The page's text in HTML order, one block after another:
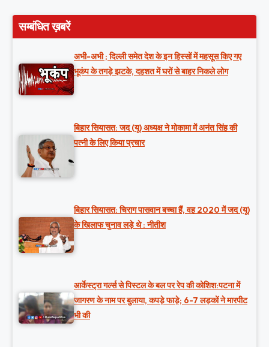
सम्बंधित ख़बरें
अभी-अभी ; दिल्ली समेत देश के इन हिस्सों में महसूस किए गए
भूकंप के तगड़े झटके, दहशत में घरों से बाहर निकले लोग
बिहार सियासत: जद (यू) अध्यक्ष ने मोकामा में अनंत सिंह की
पत्नी के लिए किया प्रचार
बिहार सियासत: चिराग पासवान बच्चा हैं, वह 2020 में जद (यू)
के खिलाफ चुनाव लड़े थे : नीतीश
आर्केस्ट्रा गर्ल्स से पिस्टल के बल पर रेप की कोशिश:पटना में
जागरण के नाम पर बुलाया, कपड़े फाड़े; 6-7 लड़कों ने मारपीट
भी की